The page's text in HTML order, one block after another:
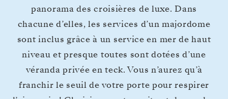
panorama des croisières de luxe. Dans
chacune d’elles, les services d’un majordome
sont inclus grâce à un service en mer de haut
niveau et presque toutes sont dotées d’une
véranda privée en teck. Vous n’aurez qu’à
franchir le seuil de votre porte pour respirer